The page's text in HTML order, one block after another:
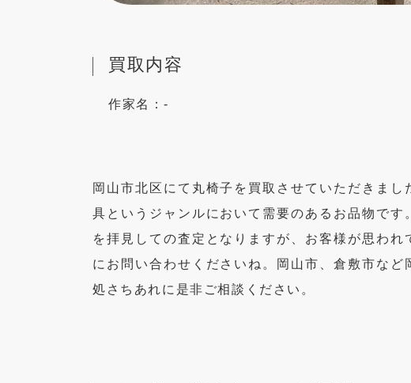
買取内容
作家名：-
岡山市北区にて丸椅子を買取させていただきま
具というジャンルにおいて需要のあるお品物で
を拝見しての査定となりますが、お客様が思わ
にお問い合わせくださいね。岡山市、倉敷市な
処さちあれに是非ご相談ください。